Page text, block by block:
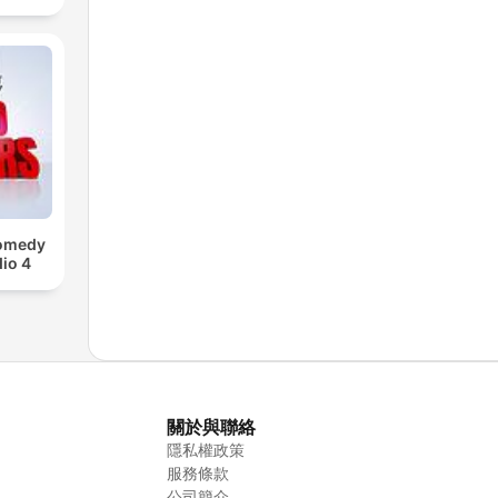
4
關於與聯絡
隱私權政策
服務條款